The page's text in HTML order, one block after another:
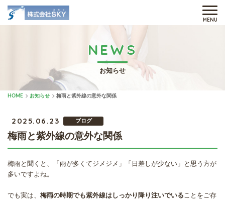
MENU
NEWS
お知らせ
HOME お知らせ 梅雨と紫外線の意外な関係
2025.06.23 ブログ
梅雨と紫外線の意外な関係
梅雨と聞くと、「雨が多くてジメジメ」「日差しが少ない」と思う方が
多いですよね。
でも実は、 梅雨の時期でも紫外線はしっかり降り注いでいることをご存